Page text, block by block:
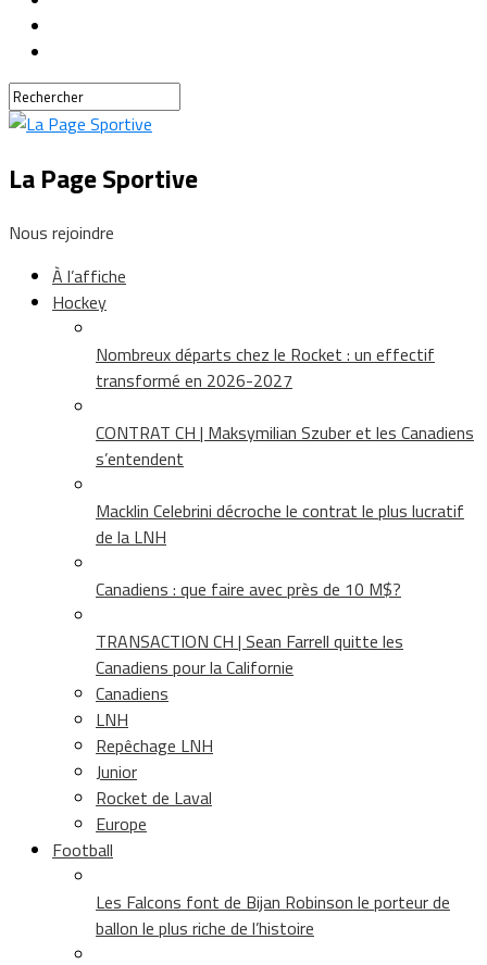
La Page Sportive
Nous rejoindre
À l’affiche
Hockey
Nombreux départs chez le Rocket : un effectif
transformé en 2026-2027
CONTRAT CH | Maksymilian Szuber et les Canadiens
s’entendent
Macklin Celebrini décroche le contrat le plus lucratif
de la LNH
Canadiens : que faire avec près de 10 M$?
TRANSACTION CH | Sean Farrell quitte les
Canadiens pour la Californie
Canadiens
LNH
Repêchage LNH
Junior
Rocket de Laval
Europe
Football
Les Falcons font de Bijan Robinson le porteur de
ballon le plus riche de l’histoire